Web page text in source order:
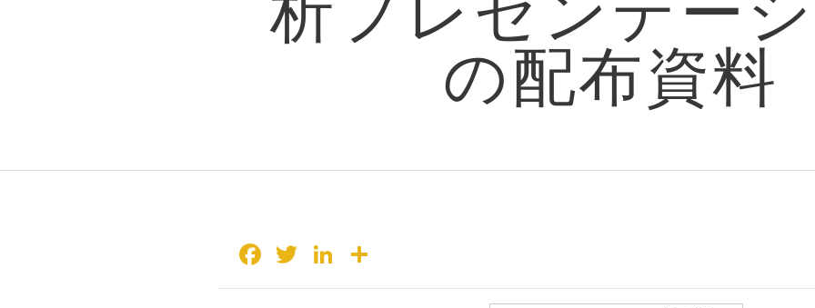
析プレゼンテー
の配布資料
Facebook
TwitterLinkedIn
有